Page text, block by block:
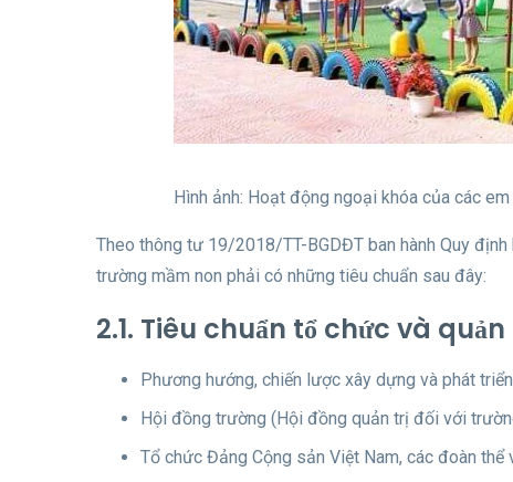
Hình ảnh: Hoạt động ngoại khóa của các
Theo thông tư 19/2018/TT-BGDĐT ban hành Quy
trường mầm non phải có những tiêu chuẩn sau đây:
2.1. Tiêu chuẩn tổ chức và
Phương hướng, chiến lược xây dựng và phát
Hội đồng trường (Hội đồng quản trị đối với
Tổ chức Đảng Cộng sản Việt Nam, các đoàn